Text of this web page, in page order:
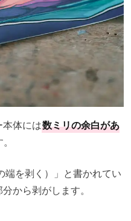
体には数ミリの余白があ
端を剥く）」と書かれてい
から剥がします。